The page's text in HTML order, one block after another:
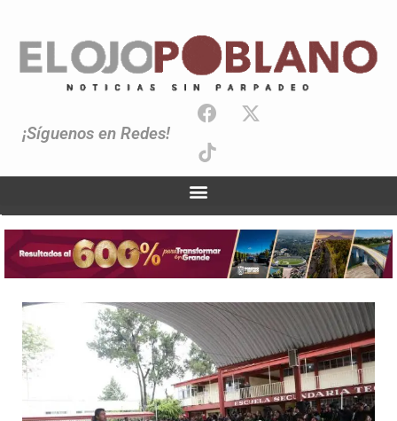
¡Síguenos en Redes!